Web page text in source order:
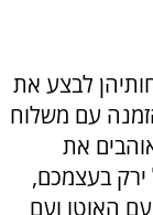
לבצע את
עם משלוח
את
ירק בעצמכם,
האוטו ועם